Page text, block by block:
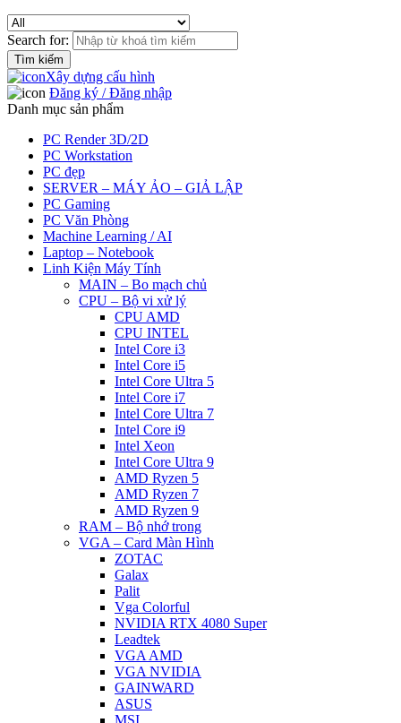
Search for:
Xây dựng cấu hình
Đăng ký / Đăng nhập
Danh mục sản phẩm
PC Render 3D/2D
PC Workstation
PC đẹp
SERVER – MÁY ẢO – GIẢ LẬP
PC Gaming
PC Văn Phòng
Machine Learning / AI
Laptop – Notebook
Linh Kiện Máy Tính
MAIN – Bo mạch chủ
CPU – Bộ vi xử lý
CPU AMD
CPU INTEL
Intel Core i3
Intel Core i5
Intel Core Ultra 5
Intel Core i7
Intel Core Ultra 7
Intel Core i9
Intel Xeon
Intel Core Ultra 9
AMD Ryzen 5
AMD Ryzen 7
AMD Ryzen 9
RAM – Bộ nhớ trong
VGA – Card Màn Hình
ZOTAC
Galax
Palit
Vga Colorful
NVIDIA RTX 4080 Super
Leadtek
VGA AMD
VGA NVIDIA
GAINWARD
ASUS
MSI